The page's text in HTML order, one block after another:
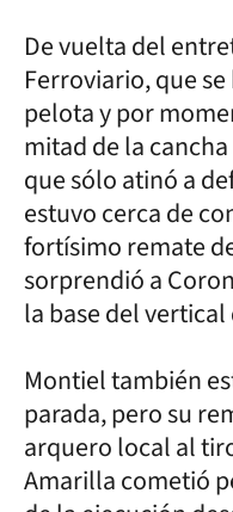
De vuelta del
Ferroviario, que
pelota y por
mitad de la
que sólo atinó a
estuvo cerca de
fortísimo remate
sorprendió a
la base del
Montiel también
parada, pero su
arquero local al
Amarilla cometió